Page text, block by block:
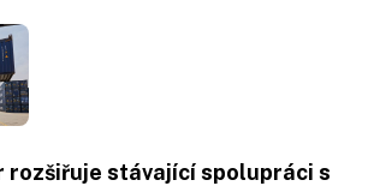
rozšiřuje stávající spolupráci s